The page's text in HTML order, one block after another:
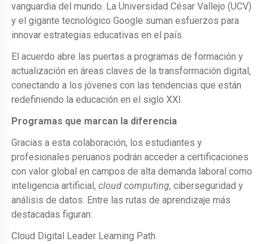
vanguardia del mundo. La Universidad César Vallejo (UCV)
y el gigante tecnológico Google suman esfuerzos para
innovar estrategias educativas en el país.
El acuerdo abre las puertas a programas de formación y
actualización en áreas claves de la transformación digital,
conectando a los jóvenes con las tendencias que están
redefiniendo la educación en el siglo XXI.
Programas que marcan la diferencia
Gracias a esta colaboración, los estudiantes y
profesionales peruanos podrán acceder a certificaciones
con valor global en campos de alta demanda laboral como
inteligencia artificial,cloud computing, ciberseguridad y
análisis de datos. Entre las rutas de aprendizaje más
destacadas figuran:
Cloud Digital Leader Learning Path